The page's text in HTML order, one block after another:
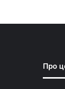
Про